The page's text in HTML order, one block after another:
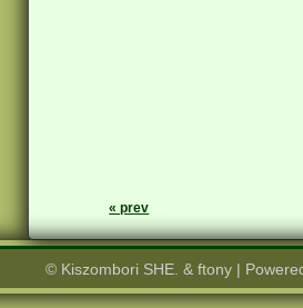
« prev
© Kiszombori SHE. & ftony |